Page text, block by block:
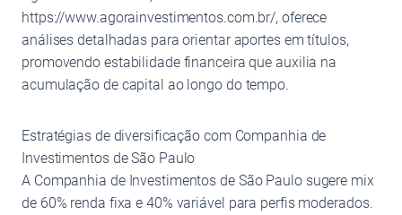
https://www.agorainvestimentos.com.br/, oferece
análises detalhadas para orientar aportes em títulos,
promovendo estabilidade financeira que auxilia na
acumulação de capital ao longo do tempo.
Estratégias de diversificação com Companhia de
Investimentos de São Paulo
A Companhia de Investimentos de São Paulo sugere mix
de 60% renda fixa e 40% variável para perfis moderados.